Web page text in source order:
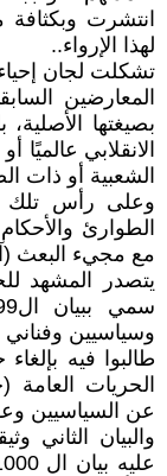
انتشرت
لهذا الإرواء..
تشكلت لجان
المعارضين
بصيغتها
الانقلابي
الشعبية أو ذات
وعلى رأس تلك
الطوارئ
مع مجيء البعث (آذار
يتصدر المشهد
وسياسيين وفناني أيضا 99. (أيلول/
طالبوا فيه
الحريات العامة
عن السياسيين
والبيان الثاني